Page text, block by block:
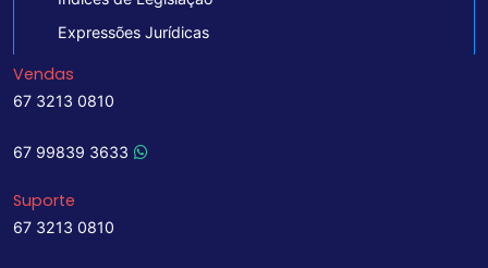
Expressões Jurídicas
Vendas
67 3213 0810
67 99839 3633
Suporte
67 3213 0810